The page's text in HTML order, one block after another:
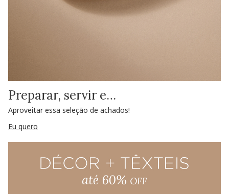
Preparar, servir e…
Aproveitar essa seleção de achados!
Eu quero